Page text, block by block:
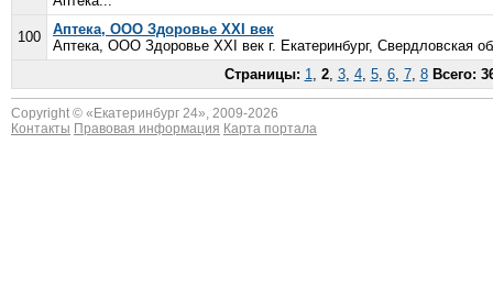
100
Аптека, ООО Здоровье XXI век
Аптека, ООО Здоровье XXI век г. Екатеринбург, Свердловская
Страницы: 1, 2, 3, 4, 5, 6, 7, 8 Всего:
Copyright © « Екатеринбург 24», 2009-2026
Контакты Правовая информация Карта портала